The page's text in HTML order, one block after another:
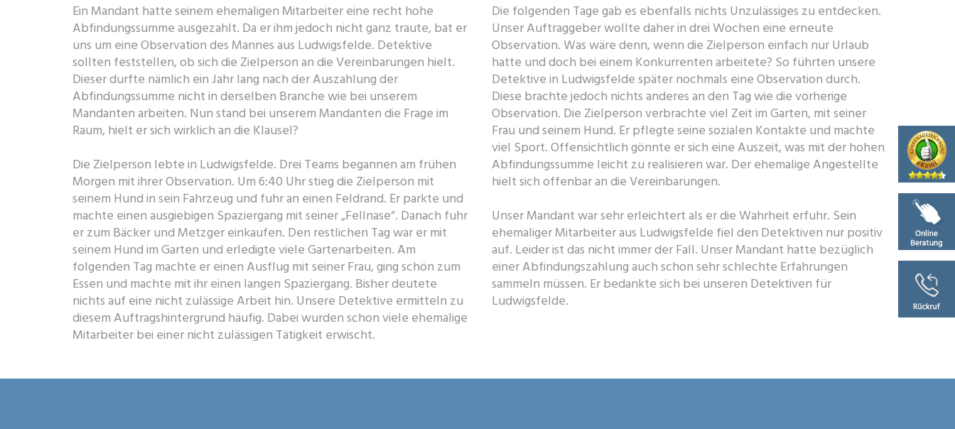
Ein Mandant hatte seinem ehemaligen Mitarbeiter eine recht hohe
Abfindungssumme ausgezahlt. Da er ihm jedoch nicht ganz traute, bat er
uns um eine Observation des Mannes aus Ludwigsfelde. Detektive
sollten feststellen, ob sich die Zielperson an die Vereinbarungen hielt.
Dieser durfte nämlich ein Jahr lang nach der Auszahlung der
Abfindungssumme nicht in derselben Branche wie bei unserem
Mandanten arbeiten. Nun stand bei unserem Mandanten die Frage im
Raum, hielt er sich wirklich an die Klausel?
Die Zielperson lebte in Ludwigsfelde. Drei Teams begannen am frühen
Morgen mit ihrer Observation. Um 6:40 Uhr stieg die Zielperson mit
seinem Hund in sein Fahrzeug und fuhr an einen Feldrand. Er parkte und
machte einen ausgiebigen Spaziergang mit seiner „Fellnase“. Danach fuhr
er zum Bäcker und Metzger einkaufen. Den restlichen Tag war er mit
seinem Hund im Garten und erledigte viele Gartenarbeiten. Am
folgenden Tag machte er einen Ausflug mit seiner Frau, ging schön zum
Essen und machte mit ihr einen langen Spaziergang. Bisher deutete
nichts auf eine nicht zulässige Arbeit hin. Unsere Detektive ermitteln zu
diesem Auftragshintergrund häufig. Dabei wurden schon viele ehemalige
Mitarbeiter bei einer nicht zulässigen Tätigkeit erwischt.
Die folgenden Tage gab es ebenfalls nichts Unzulässiges zu entdecken.
Unser Auftraggeber wollte daher in drei Wochen eine erneute
Observation. Was wäre denn, wenn die Zielperson einfach nur Urlaub
hatte und doch bei einem Konkurrenten arbeitete? So führten unsere
Detektive in Ludwigsfelde später nochmals eine Observation durch.
Diese brachte jedoch nichts anderes an den Tag wie die vorherige
Observation. Die Zielperson verbrachte viel Zeit im Garten, mit seiner
Frau und seinem Hund. Er pflegte seine sozialen Kontakte und machte
viel Sport. Offensichtlich gönnte er sich eine Auszeit, was mit der hohen
Abfindungssumme leicht zu realisieren war. Der ehemalige Angestellte
hielt sich offenbar an die Vereinbarungen.
Unser Mandant war sehr erleichtert als er die Wahrheit erfuhr. Sein
ehemaliger Mitarbeiter aus Ludwigsfelde fiel den Detektiven nur positiv
auf. Leider ist das nicht immer der Fall. Unser Mandant hatte bezüglich
einer Abfindungszahlung auch schon sehr schlechte Erfahrungen
sammeln müssen. Er bedankte sich bei unseren Detektiven für
Ludwigsfelde.